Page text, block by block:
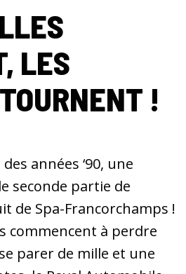
LES
!
années ‘90, une
seconde partie de
de Spa-Francorchamps !
commencent à perdre
parer de mille et une